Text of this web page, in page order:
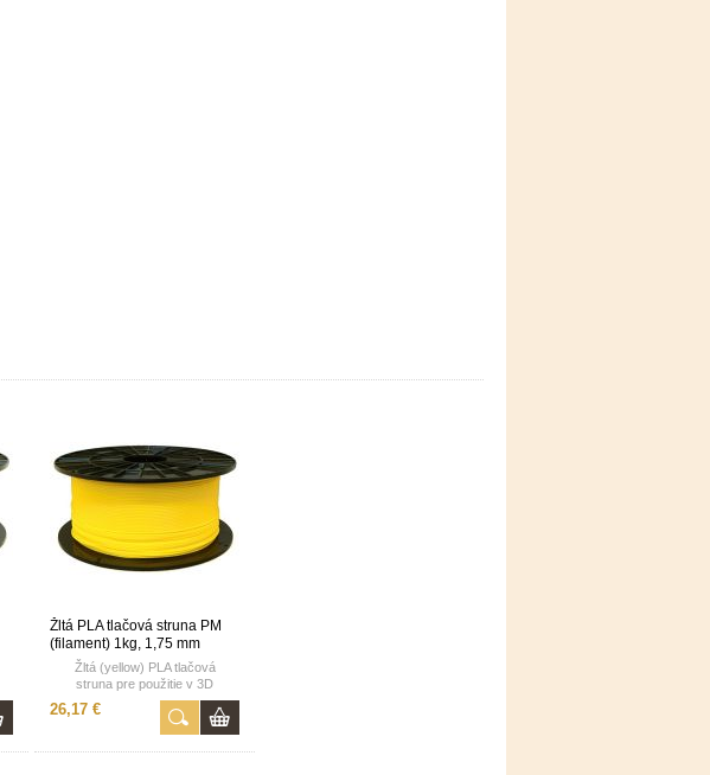
Žltá PLA tlačová struna PM
(filament) 1kg, 1,75 mm
Žltá (yellow) PLA tlačová
struna pre použitie v 3D
tlačiarňach.
1,75mm,
26,17 €